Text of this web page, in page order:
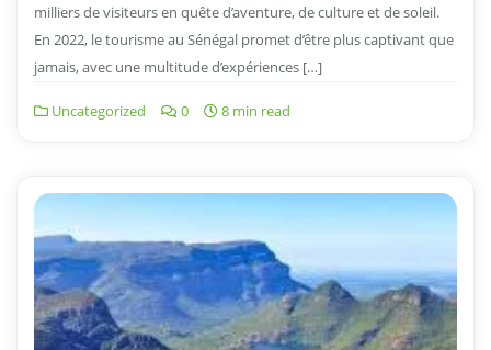
milliers de visiteurs en quête d’aventure, de culture et de soleil.
En 2022, le tourisme au Sénégal promet d’être plus captivant que
jamais, avec une multitude d’expériences […]
Uncategorized 0 8 min read